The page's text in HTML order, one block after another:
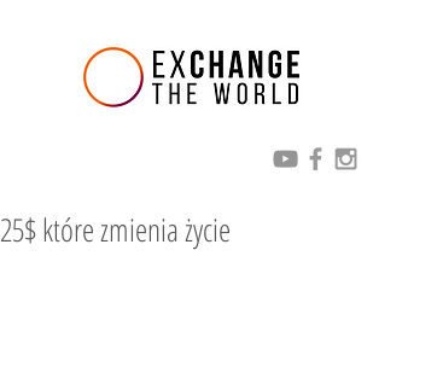
25$ które zmienia życie